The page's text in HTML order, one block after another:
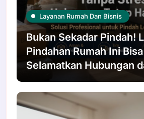
Layanan Rumah Dan Bisnis
Bukan Sekadar Pindah!
Pindahan Rumah Ini Bisa
Selamatkan Hubungan
Pinggang Kamu